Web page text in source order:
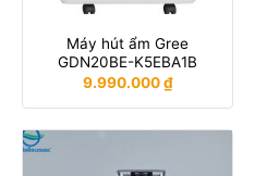
Máy hút ẩm Gree
GDN20BE-K5EBA1B
9.990.000₫